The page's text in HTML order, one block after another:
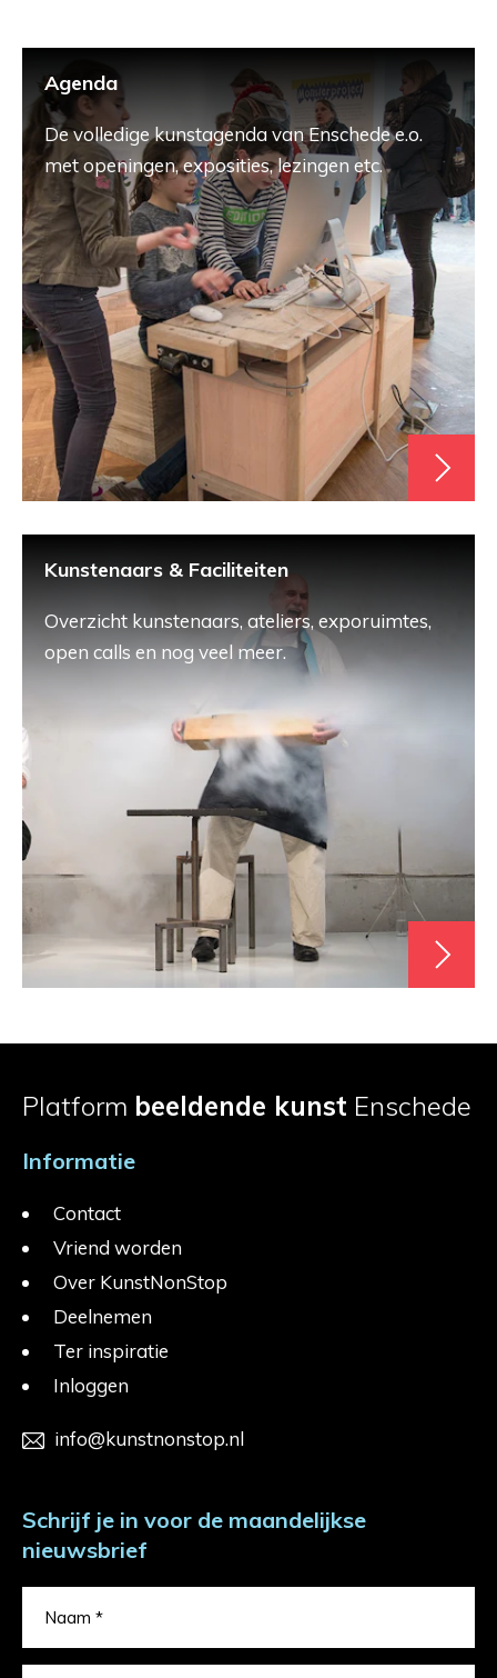
Agenda
De volledige kunstagenda van Enschede e.o.
met openingen, exposities, lezingen etc.
Kunstenaars & Faciliteiten
Overzicht kunstenaars, ateliers, exporuimtes,
open calls en nog veel meer.
Platform beeldende kunst Enschede
Informatie
Contact
Vriend worden
Over KunstNonStop
Deelnemen
Ter inspiratie
Inloggen
info@kunstnonstop.nl
Schrijf je in voor de maandelijkse
nieuwsbrief